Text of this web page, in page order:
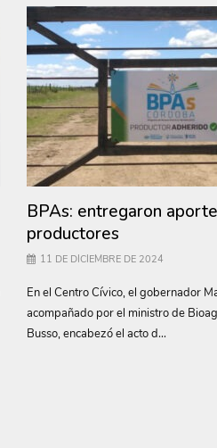
BPAs: entregaron
productores
11 DE DICIEMBRE DE 2024
En el Centro Cívico, el gobernador
acompañado por el ministro de
Busso, encabezó el acto d...